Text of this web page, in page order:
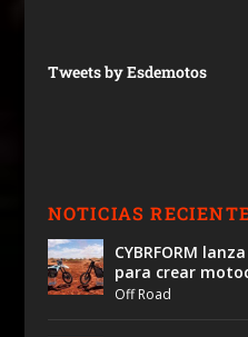
Tweets by Esdemotos
NOTICIAS
CYBRFORM
para crear
Off Road